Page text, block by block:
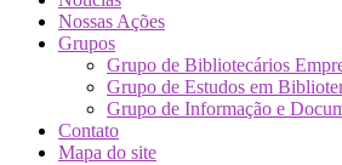
Nossas Ações
Grupos
Grupo de Bibliotecários
Grupo de Estudos em
Grupo de Informação e
Contato
Mapa do site